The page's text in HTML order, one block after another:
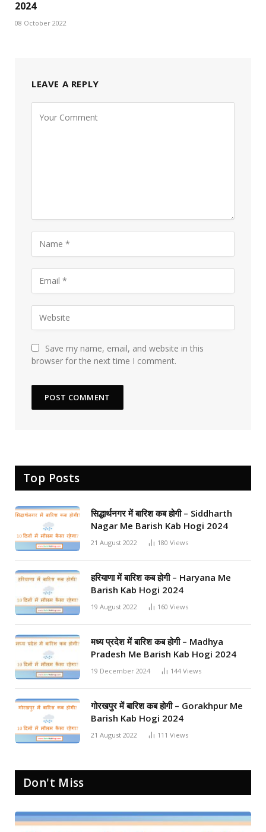
2024
08 October 2022
LEAVE A REPLY
Save my name, email, and website in this
browser for the next time I comment.
Top Posts
सिद्धार्थनगर में बारिश कब होगी – Siddharth
Nagar Me Barish Kab Hogi 2024
21 August 2022 180 Views
हरियाणा में बारिश कब होगी – Haryana Me
Barish Kab Hogi 2024
19 August 2022 160 Views
मध्य प्रदेश में बारिश कब होगी – Madhya
Pradesh Me Barish Kab Hogi 2024
19 December 2024 144 Views
गोरखपुर में बारिश कब होगी – Gorakhpur Me
Barish Kab Hogi 2024
21 August 2022 111 Views
Don't Miss